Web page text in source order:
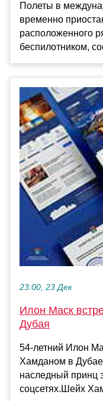
Полеты в
временно
расположенного
беспилотником,
23:00, 23 Дек
Илон Маск
Дубая
54-летний Илон
Хамданом в
наследный принц
соцсетях.Шейх